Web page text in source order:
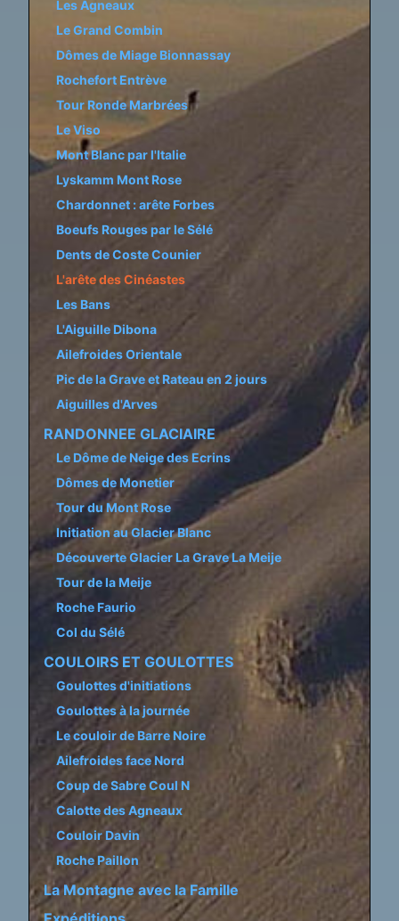
Les Agneaux
Le Grand Combin
Dômes de Miage Bionnassay
Rochefort Entrève
Tour Ronde Marbrées
Le Viso
Mont Blanc par l'Italie
Lyskamm Mont Rose
Chardonnet : arête Forbes
Boeufs Rouges par le Sélé
Dents de Coste Counier
L'arête des Cinéastes
Les Bans
L'Aiguille Dibona
Ailefroides Orientale
Pic de la Grave et Rateau en 2 jours
Aiguilles d'Arves
RANDONNEE GLACIAIRE
Le Dôme de Neige des Ecrins
Dômes de Monetier
Tour du Mont Rose
Initiation au Glacier Blanc
Découverte Glacier La Grave La Meije
Tour de la Meije
Roche Faurio
Col du Sélé
COULOIRS ET GOULOTTES
Goulottes d'initiations
Goulottes à la journée
Le couloir de Barre Noire
Ailefroides face Nord
Coup de Sabre Coul N
Calotte des Agneaux
Couloir Davin
Roche Paillon
La Montagne avec la Famille